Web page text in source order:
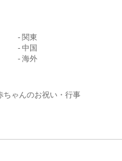
関東
中国
海外
ちゃんのお祝い・行事